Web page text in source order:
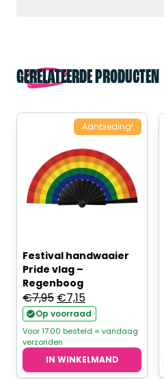
GERELATEERDE PRODUCTEN
Aanbieding!
Festival handwaaier
Pride vlag –
Regenboog
€7,95 Oorspronkelijke
prijs
was:
€7,95.
€7,15Huidige
prijs
is:
€7,15.
Op voorraad
Voor 17.00 besteld = vandaag
verzonden
IN WINKELMAND